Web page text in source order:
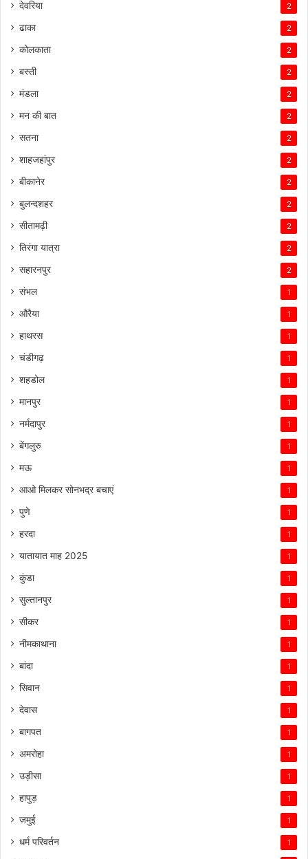
देवरिया 2
ढाका 2
कोलकाता 2
बस्ती 2
मंडला 2
मन की बात 2
सतना 2
शाहजहांपुर 2
बीकानेर 2
बुलन्दशहर 2
सीतामढ़ी 2
तिरंगा यात्रा 2
सहारनपुर 2
संभल 1
औरैया 1
हाथरस 1
चंडीगढ़ 1
शहडोल 1
मानपुर 1
नर्मदापुर 1
बेंगलुरु 1
मऊ 1
आओ मिलकर सोनभद्र बचाएं 1
पुणे 1
हरदा 1
यातायात माह 2025 1
कुंडा 1
सुल्तानपुर 1
सीकर 1
नीमकाथाना 1
बांदा 1
सिवान 1
देवास 1
बागपत 1
अमरोहा 1
उड़ीसा 1
हापुड़ 1
जमुई 1
धर्म परिवर्तन 1